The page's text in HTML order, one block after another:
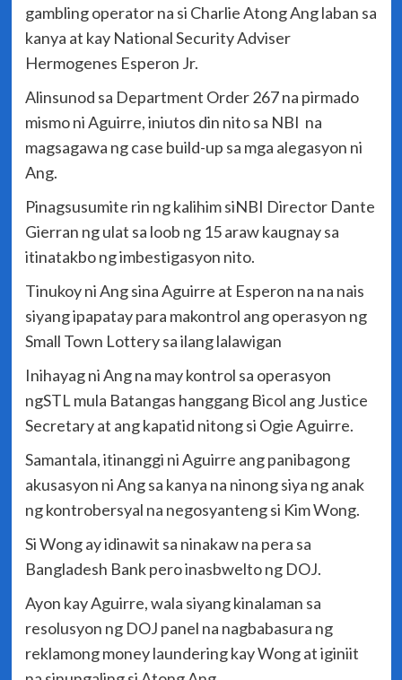
gambling operator na si Charlie Atong Ang laban sa
kanya at kay National Security Adviser
Hermogenes Esperon Jr.
Alinsunod sa Department Order 267 na pirmado
mismo ni Aguirre, iniutos din nito sa NBI na
magsagawa ng case build-up sa mga alegasyon ni
Ang.
Pinagsusumite rin ng kalihim siNBI Director Dante
Gierran ng ulat sa loob ng 15 araw kaugnay sa
itinatakbo ng imbestigasyon nito.
Tinukoy ni Ang sina Aguirre at Esperon na na nais
siyang ipapatay para makontrol ang operasyon ng
Small Town Lottery sa ilang lalawigan
Inihayag ni Ang na may kontrol sa operasyon
ngSTL mula Batangas hanggang Bicol ang Justice
Secretary at ang kapatid nitong si Ogie Aguirre.
Samantala, itinanggi ni Aguirre ang panibagong
akusasyon ni Ang sa kanya na ninong siya ng anak
ng kontrobersyal na negosyanteng si Kim Wong.
Si Wong ay idinawit sa ninakaw na pera sa
Bangladesh Bank pero inasbwelto ng DOJ.
Ayon kay Aguirre, wala siyang kinalaman sa
resolusyon ng DOJ panel na nagbabasura ng
reklamong money laundering kay Wong at iginiit